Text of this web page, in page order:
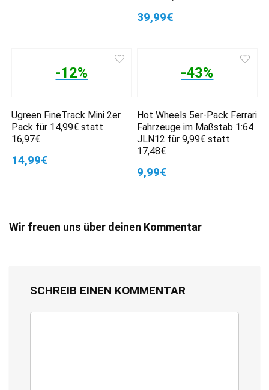
39,99€
-12%
Ugreen FineTrack Mini 2er
Pack für 14,99€ statt
16,97€
14,99€
-43%
Hot Wheels 5er-Pack Ferrari
Fahrzeuge im Maßstab 1:64
JLN12 für 9,99€ statt
17,48€
9,99€
Wir freuen uns über deinen Kommentar
SCHREIB EINEN KOMMENTAR